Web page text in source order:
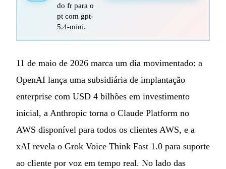
do fr para o
pt com gpt-
5.4-mini.
11 de maio de 2026 marca um dia movimentado: a
OpenAI lança uma subsidiária de implantação
enterprise com USD 4 bilhões em investimento
inicial, a Anthropic torna o Claude Platform no
AWS disponível para todos os clientes AWS, e a
xAI revela o Grok Voice Think Fast 1.0 para suporte
ao cliente por voz em tempo real. No lado das